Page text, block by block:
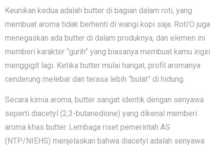
Keunikan kedua adalah butter di bagian dalam roti, yang
membuat aroma tidak berhenti di wangi kopi saja. Roti’O juga
menegaskan ada butter di dalam produknya, dan elemen ini
memberi karakter “gurih” yang biasanya membuat kamu ingin
menggigit lagi. Ketika butter mulai hangat, profil aromanya
cenderung melebar dan terasa lebih “bulat” di hidung.
Secara kimia aroma, butter sangat identik dengan senyawa
seperti diacetyl (2,3-butanedione) yang dikenal memberi
aroma khas butter. Lembaga riset pemerintah AS
(NTP/NIEHS) menjelaskan bahwa diacetyl adalah senyawa